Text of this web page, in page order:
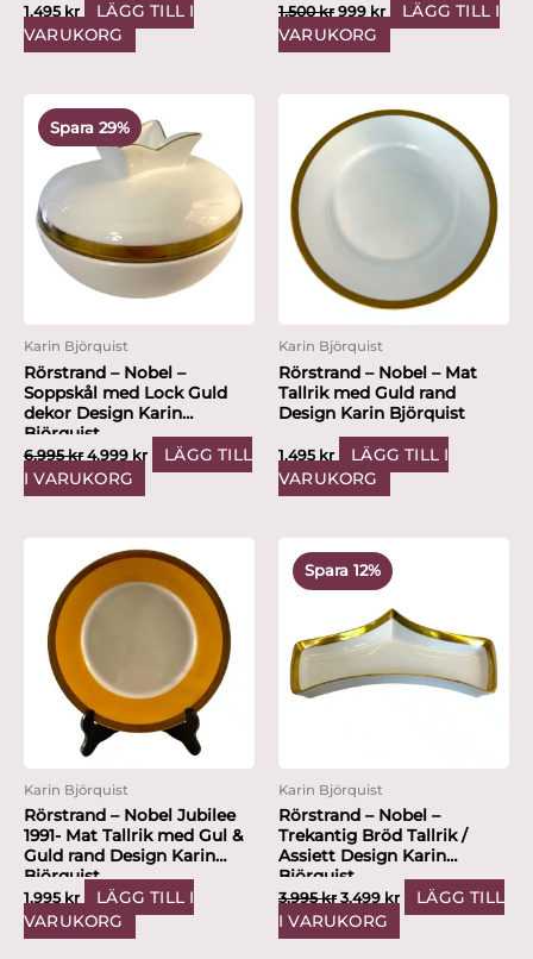
1,495 kr
LÄGG TILL I
VARUKORG
1,500kr 999 kr
LÄGG TILL I
VARUKORG
Spara 29%
Karin Björquist
Rörstrand – Nobel –
Soppskål med Lock Guld
dekor Design Karin
Björquist
6,995kr
ursprungliga
var:
6,995 kr.
4,999 kr
nuvarande
priset
4,999 kr.
LÄGG TILL
I VARUKORG
Karin Björquist
Rörstrand – Nobel – Mat
Tallrik med Guld rand
Design Karin Björquist
1,495 kr
LÄGG TILL I
VARUKORG
Karin Björquist
Rörstrand – Nobel Jubilee
1991- Mat Tallrik med Gul &
Guld rand Design Karin
Björquist
1,995 kr
LÄGG TILL I
VARUKORG
Spara 12%
Karin Björquist
Rörstrand – Nobel –
Trekantig Bröd Tallrik /
Assiett Design Karin
Björquist
3,995kr
ursprungliga
3,995 kr.
3,499 kr
3,499 kr.
LÄGG TILL
I VARUKORG